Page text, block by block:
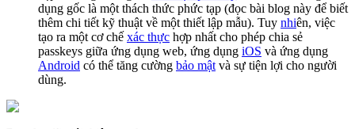
dụng gốc là một thách thức phức tạp (đọc bài blog này để biết
thêm chi tiết kỹ thuật về một thiết lập mẫu). Tuy nhiên, việc
tạo ra một cơ chế xác thực hợp nhất cho phép chia sẻ
passkeys giữa ứng dụng web, ứng dụng iOS và ứng dụng
Android có thể tăng cường bảo mật và sự tiện lợi cho người
dùng.